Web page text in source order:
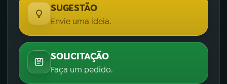
SUGESTÃO
Envie uma ideia.
SOLICITAÇÃO
Faça um pedido.